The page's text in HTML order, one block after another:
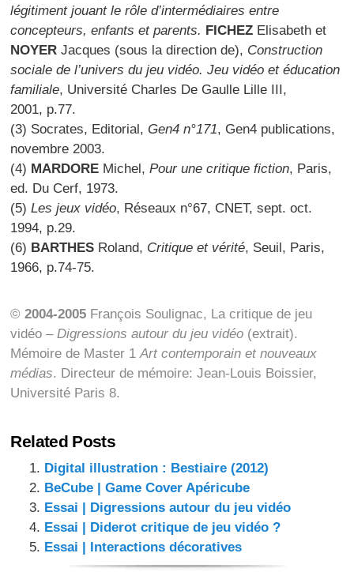
légitiment jouant le rôle d’intermédiaires entre
concepteurs, enfants et parents. FICHEZ Elisabeth et
NOYER Jacques (sous la direction de), Construction
sociale de l’univers du jeu vidéo. Jeu vidéo et éducation
familiale, Université Charles De Gaulle Lille III,
2001, p.77.
(3) Socrates, Editorial,Gen4 n°171, Gen4 publications,
novembre 2003.
(4) MARDORE Michel,Pour une critique fiction, Paris,
ed. Du Cerf, 1973.
(5)Les jeux vidéo, Réseaux n°67, CNET, sept. oct.
1994, p.29.
(6) BARTHES Roland, Critique et vérité, Seuil, Paris,
1966, p.74-75.
©2004-2005 François Soulignac, La critique de jeu
vidéo –Digressions autour du jeu vidéo (extrait).
Mémoire de Master 1Art contemporain et nouveaux
médias. Directeur de mémoire: Jean-Louis Boissier,
Université Paris 8.
Related Posts
Digital illustration : Bestiaire (2012)
BeCube | Game Cover Apéricube
Essai | Digressions autour du jeu vidéo
Essai | Diderot critique de jeu vidéo ?
Essai | Interactions décoratives